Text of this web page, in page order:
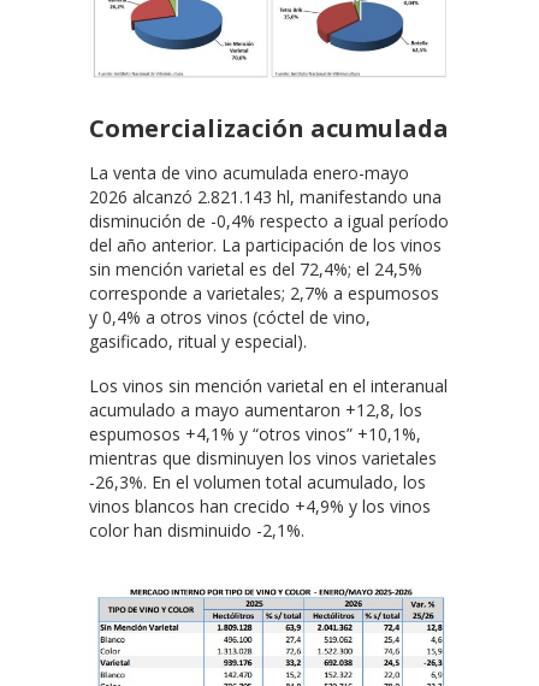
Comercialización acumulada
La venta de vino acumulada enero-mayo
2026 alcanzó 2.821.143 hl, manifestando una
disminución de -0,4% respecto a igual período
del año anterior. La participación de los vinos
sin mención varietal es del 72,4%; el 24,5%
corresponde a varietales; 2,7% a espumosos
y 0,4% a otros vinos (cóctel de vino,
gasificado, ritual y especial).
Los vinos sin mención varietal en el interanual
acumulado a mayo aumentaron +12,8, los
espumosos +4,1% y “otros vinos” +10,1%,
mientras que disminuyen los vinos varietales
-26,3%. En el volumen total acumulado, los
vinos blancos han crecido +4,9% y los vinos
color han disminuido -2,1%.